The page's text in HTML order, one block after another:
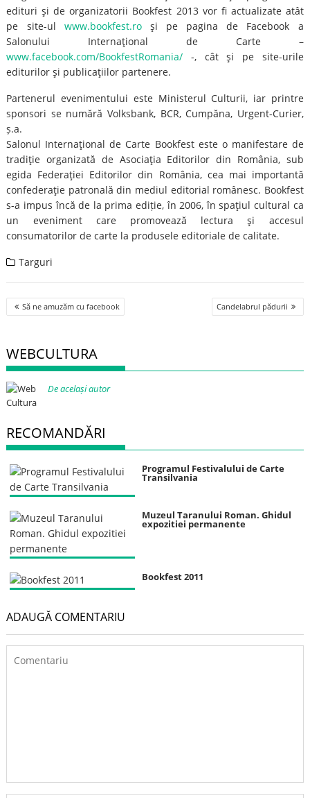
edituri şi de organizatorii Bookfest 2013 vor fi actualizate atât
pe site-ul www.bookfest.roşi pe pagina de Facebook a
Salonului Internaţional de Carte –
www.facebook.com/BookfestRomania/ -, cât şi pe site-urile
editurilor şi publicaţiilor partenere.
Partenerul evenimentului este Ministerul Culturii, iar printre
sponsori se numără Volksbank, BCR, Cumpăna, Urgent-Curier,
ș.a.
Salonul Internaţional de Carte Bookfest este o manifestare de
tradiţie organizată de Asociaţia Editorilor din România, sub
egida Federaţiei Editorilor din România, cea mai importantă
confederaţie patronală din mediul editorial românesc. Bookfest
s-a impus încă de la prima ediție, în 2006, în spaţiul cultural ca
un eveniment care promovează lectura şi accesul
consumatorilor de carte la produsele editoriale de calitate.
Targuri
Post
navigation
Să ne amuzăm cu facebook Candelabrul pădurii
WEBCULTURA
De același autor
RECOMANDĂRI
Programul Festivalului de Carte
Transilvania
Muzeul Taranului Roman. Ghidul
expozitiei permanente
Bookfest 2011
ADAUGĂ COMENTARIU